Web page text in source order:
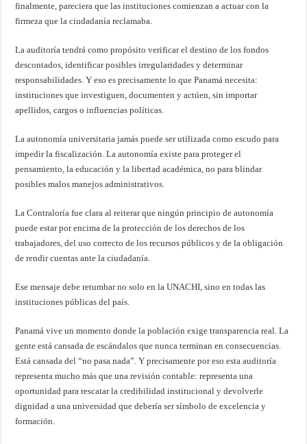
finalmente, pareciera que las instituciones comienzan a actuar con la
firmeza que la ciudadanía reclamaba.
La auditoría tendrá como propósito verificar el destino de los fondos
descontados, identificar posibles irregularidades y determinar
responsabilidades. Y eso es precisamente lo que Panamá necesita:
instituciones que investiguen, documenten y actúen, sin importar
apellidos, cargos o influencias políticas.
La autonomía universitaria jamás puede ser utilizada como escudo para
impedir la fiscalización. La autonomía existe para proteger el
pensamiento, la educación y la libertad académica, no para blindar
posibles malos manejos administrativos.
La Contraloría fue clara al reiterar que ningún principio de autonomía
puede estar por encima de la protección de los derechos de los
trabajadores, del uso correcto de los recursos públicos y de la obligación
de rendir cuentas ante la ciudadanía.
Ese mensaje debe retumbar no solo en la UNACHI, sino en todas las
instituciones públicas del país.
Panamá vive un momento donde la población exige transparencia real. La
gente está cansada de escándalos que nunca terminan en consecuencias.
Está cansada del “no pasa nada”. Y precisamente por eso esta auditoría
representa mucho más que una revisión contable: representa una
oportunidad para rescatar la credibilidad institucional y devolverle
dignidad a una universidad que debería ser símbolo de excelencia y
formación.